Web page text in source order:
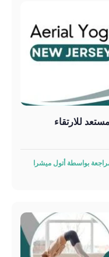
للارتقاء
بواسطة أتول ميشرا